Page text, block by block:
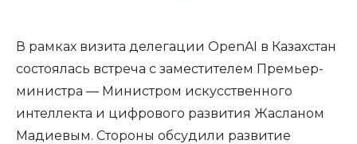
В рамках визита делегации OpenAI в Казахстан
состоялась встреча с заместителем Премьер-
министра — Министром искусственного
интеллекта и цифрового развития Жасланом
Мадиевым. Стороны обсудили развитие